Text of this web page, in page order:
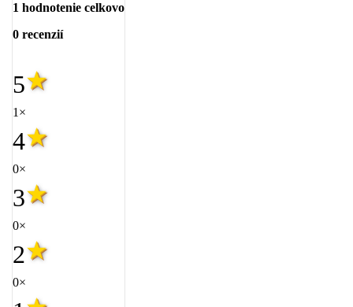
1 hodnotenie celkovo
0 recenzií
5
1×
4
0×
3
0×
2
0×